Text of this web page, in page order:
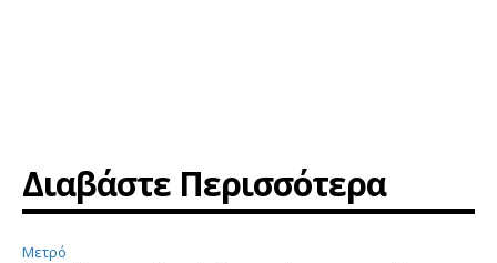
Διαβάστε Περισσότερα
Μετρό